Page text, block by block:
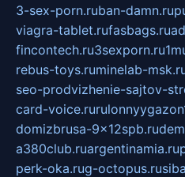
3-sex-porn.ruban-damn.ru
viagra-tablet.rufasbags.ru
fincontech.ru3sexporn.ru
rebus-toys.ruminelab-
seo-prodvizhenie-sajtov-
card-voice.ru
domizbrusa-9x12spb.ru
a380club.ruargentinamia.ru
perk-oka.rug-octopus.ru